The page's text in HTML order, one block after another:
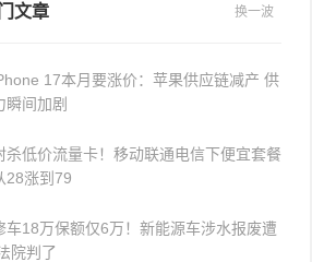
文章 换一波
17本月要涨价：苹果供应链减产 供
瞬间加剧
杀低价流量卡！移动联通电信下便宜套餐
28涨到79
车18万保额仅6万！新能源车涉水报废遭
院判了